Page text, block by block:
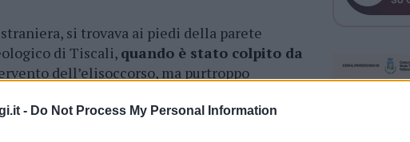
- Do Not Process My Personal Information
si trovava ai piedi della parete
di Tiscali, quando è stato colpito da
dell’elisoccorso, ma purtroppo
morto sul posto prima dell’arrivo dei